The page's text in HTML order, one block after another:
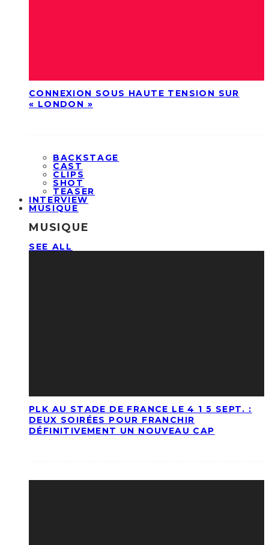
CONNEXION SOUS HAUTE TENSION SUR
« LONDON »
BACKSTAGE
CAST
CLIPS
SHOT
TEASER
INTERVIEW
MUSIQUE
MUSIQUE
SEE ALL
PLK AU STADE DE FRANCE LE 4 1 5 SEPT. :
DEUX SOIRÉES POUR FRANCHIR
DÉFINITIVEMENT UN NOUVEAU CAP